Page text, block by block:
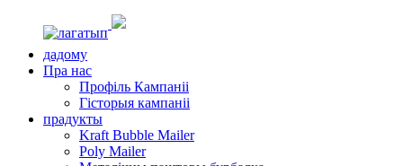
дадому
Пра нас
Профіль Кампаніі
Гісторыя кампаніі
прадукты
Kraft Bubble Mailer
Poly Mailer